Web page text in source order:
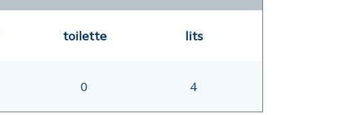
toilette lits
0 4